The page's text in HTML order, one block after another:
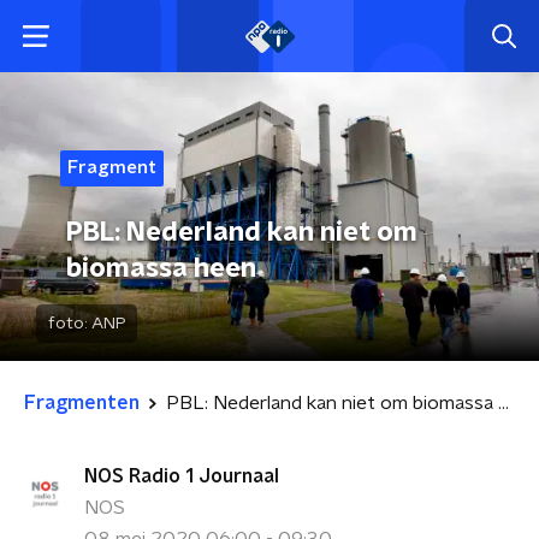
Fragment
PBL: Nederland kan niet om
biomassa heen
foto:ANP
Fragmenten PBL: Nederland kan niet om biomassa heen
NOS Radio 1 Journaal
NOS